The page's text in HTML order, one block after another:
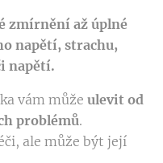
zmírnění až úplné
napětí, strachu,
napětí.
vám může ulevit od
problémů.
ale může být její